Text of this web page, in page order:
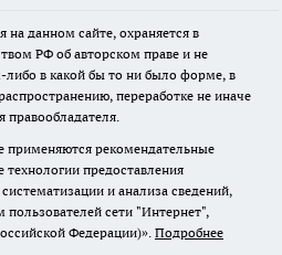
данном сайте, охраняется в
РФ об авторском праве и не
в какой бы то ни было форме, в
переработке не иначе
правообладателя.
рекомендательные
предоставления
и анализа сведений,
сети "Интернет",
Федерации)». Подробнее